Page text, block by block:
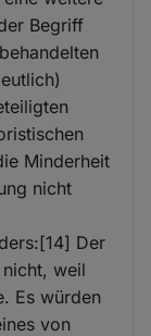
Begriff
Minderheit
nicht
Der
weil
Es würden
von